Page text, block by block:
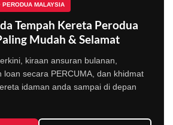
MALAYSIA
Tempah Kereta Perodua
Mudah & Selamat
kiraan ansuran bulanan,
loan secara PERCUMA, dan khidmat
idaman anda sampai di depan